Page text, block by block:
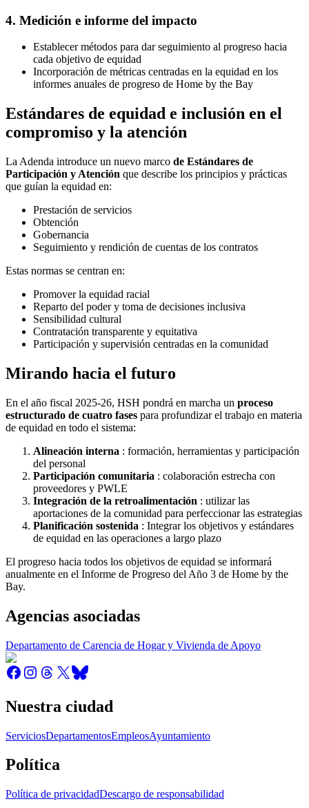
4. Medición e informe del impacto
Establecer métodos para dar seguimiento al progreso hacia
cada objetivo de equidad
Incorporación de métricas centradas en la equidad en los
informes anuales de progreso de Home by the Bay
Estándares de equidad e inclusión en el
compromiso y la atención
La Adenda introduce un nuevo marco de Estándares de
Participación y Atención que describe los principios y prácticas
que guían la equidad en:
Prestación de servicios
Obtención
Gobernancia
Seguimiento y rendición de cuentas de los contratos
Estas normas se centran en:
Promover la equidad racial
Reparto del poder y toma de decisiones inclusiva
Sensibilidad cultural
Contratación transparente y equitativa
Participación y supervisión centradas en la comunidad
Mirando hacia el futuro
En el año fiscal 2025-26, HSH pondrá en marcha un proceso
estructurado de cuatro fases para profundizar el trabajo en materia
de equidad en todo el sistema:
Alineación interna : formación, herramientas y participación
del personal
Participación comunitaria : colaboración estrecha con
proveedores y PWLE
Integración de la retroalimentación : utilizar las
aportaciones de la comunidad para perfeccionar las estrategias
Planificación sostenida : Integrar los objetivos y estándares
de equidad en las operaciones a largo plazo
El progreso hacia todos los objetivos de equidad se informará
anualmente en el Informe de Progreso del Año 3 de Home by the
Bay.
Agencias asociadas
Departamento de Carencia de Hogar y Vivienda de Apoyo
Nuestra ciudad
ServiciosDepartamentosEmpleosAyuntamiento
Política
Política de privacidadDescargo de responsabilidad